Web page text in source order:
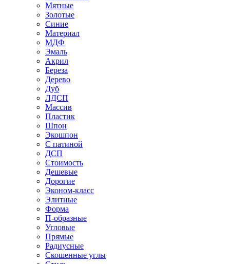
Мятные
Золотые
Синие
Материал
МДФ
Эмаль
Акрил
Береза
Дерево
Дуб
ЛДСП
Массив
Пластик
Шпон
Экошпон
С патиной
ДСП
Стоимость
Дешевые
Дорогие
Эконом-класс
Элитные
Форма
П-образные
Угловые
Прямые
Радиусные
Скошенные углы